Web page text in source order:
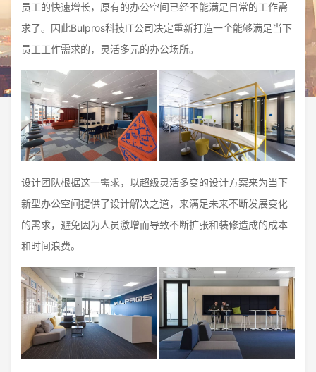
员工的快速增长，原有的办公空间已经不能满足日常的工作需
求了。因此Bulpros科技IT公司决定重新打造一个能够满足当下
员工工作需求的，灵活多元的办公场所。
设计团队根据这一需求，以超级灵活多变的设计方案来为当下
新型办公空间提供了设计解决之道，来满足未来不断发展变化
的需求，避免因为人员激增而导致不断扩张和装修造成的成本
和时间浪费。